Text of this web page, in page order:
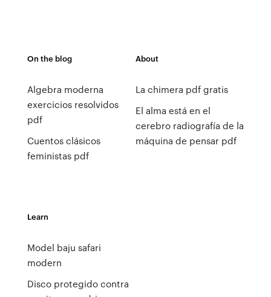
On the blog
Algebra moderna
exercicios resolvidos
pdf
Cuentos clásicos
feministas pdf
About
La chimera pdf gratis
El alma está en el
cerebro radiografía de la
máquina de pensar pdf
Learn
Model baju safari
modern
Disco protegido contra